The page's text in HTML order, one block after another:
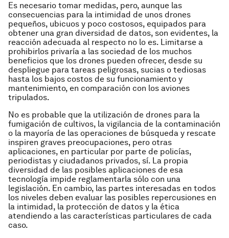
Es necesario tomar medidas, pero, aunque las
consecuencias para la intimidad de unos drones
pequeños, ubicuos y poco costosos, equipados para
obtener una gran diversidad de datos, son evidentes, la
reacción adecuada al respecto no lo es. Limitarse a
prohibirlos privaría a las sociedad de los muchos
beneficios que los drones pueden ofrecer, desde su
despliegue para tareas peligrosas, sucias o tediosas
hasta los bajos costos de su funcionamiento y
mantenimiento, en comparación con los aviones
tripulados.
No es probable que la utilización de drones para la
fumigación de cultivos, la vigilancia de la contaminación
o la mayoría de las operaciones de búsqueda y rescate
inspiren graves preocupaciones, pero otras
aplicaciones, en particular por parte de policías,
periodistas y ciudadanos privados, sí. La propia
diversidad de las posibles aplicaciones de esa
tecnología impide reglamentarla sólo con una
legislación. En cambio, las partes interesadas en todos
los niveles deben evaluar las posibles repercusiones en
la intimidad, la protección de datos y la ética
atendiendo a las características particulares de cada
caso.